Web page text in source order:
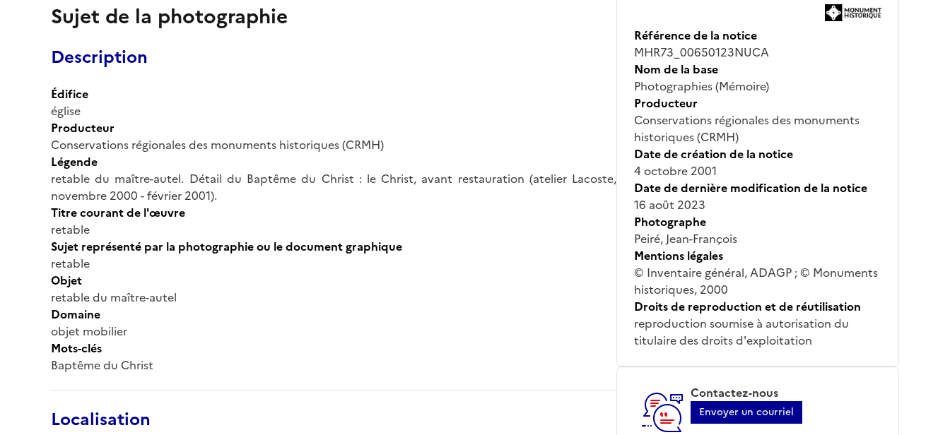
Sujet de la photographie
Description
Édifice
église
Producteur
Conservations régionales des monuments historiques (CRMH)
Légende
retable du maître-autel. Détail du Baptême du Christ : le Christ, avant restauration (atelier Lacoste,
novembre 2000 - février 2001).
Titre courant de l'œuvre
retable
Sujet représenté par la photographie ou le document graphique
retable
Objet
retable du maître-autel
Domaine
objet mobilier
Mots-clés
Baptême du Christ
Localisation
Référence de la notice
MHR73_00650123NUCA
Nom de la base
Photographies (Mémoire)
Producteur
Conservations régionales des monuments
historiques (CRMH)
Date de création de la notice
4 octobre 2001
Date de dernière modification de la notice
16 août 2023
Photographe
Peiré, Jean-François
Mentions légales
© Inventaire général, ADAGP ; © Monuments
historiques, 2000
Droits de reproduction et de réutilisation
reproduction soumise à autorisation du
titulaire des droits d'exploitation
Contactez-nous
Envoyer un courriel